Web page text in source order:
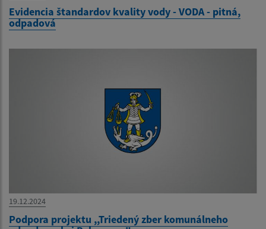
Evidencia štandardov kvality vody - VODA - pitná,
odpadová
19.12.2024
Podpora projektu ,,Triedený zber komunálneho